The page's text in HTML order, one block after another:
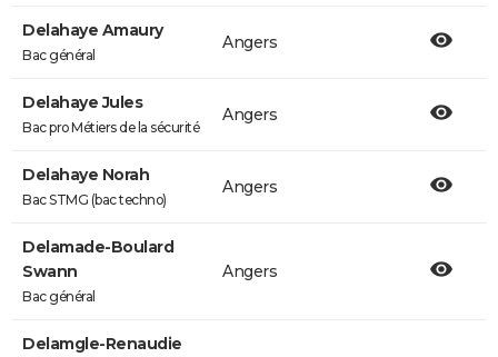
Delahaye Amaury
Bac général
Angers
Delahaye Jules
Bac pro Métiers de la sécurité
Angers
Delahaye Norah
Bac STMG (bac techno)
Angers
Delamade-Boulard
Swann
Bac général
Angers
Delamgle-Renaudie